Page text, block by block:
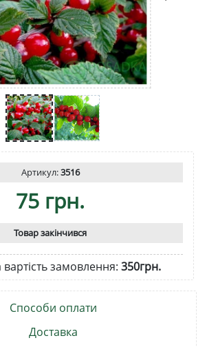
Артикул:3516
75 грн.
Товар закінчився
замовлення: 350грн.
Способи оплати
Доставка